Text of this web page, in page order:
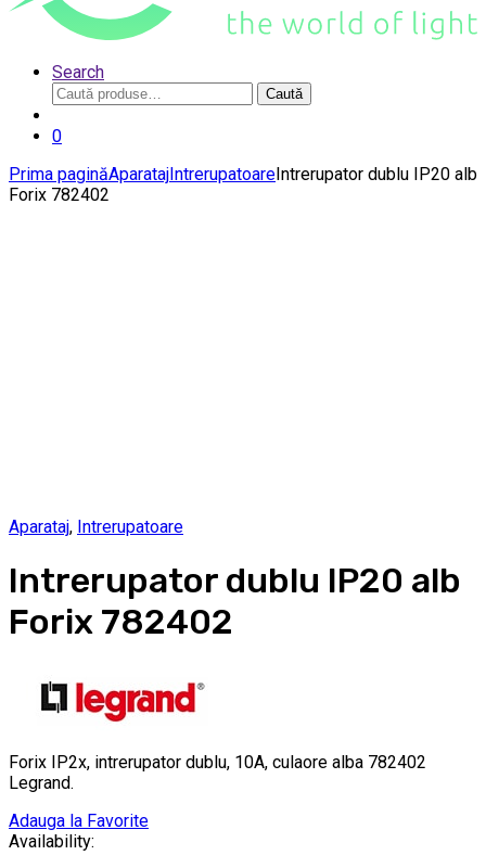
Search
Caută
după:
Caută
0
Prima paginăAparatajIntrerupatoareIntrerupator dublu IP20 alb
Forix 782402
Aparataj, Intrerupatoare
Intrerupator dublu IP20 alb
Forix 782402
Forix IP2x, intrerupator dublu, 10A, culaore alba 782402
Legrand.
Adauga la Favorite
Availability: